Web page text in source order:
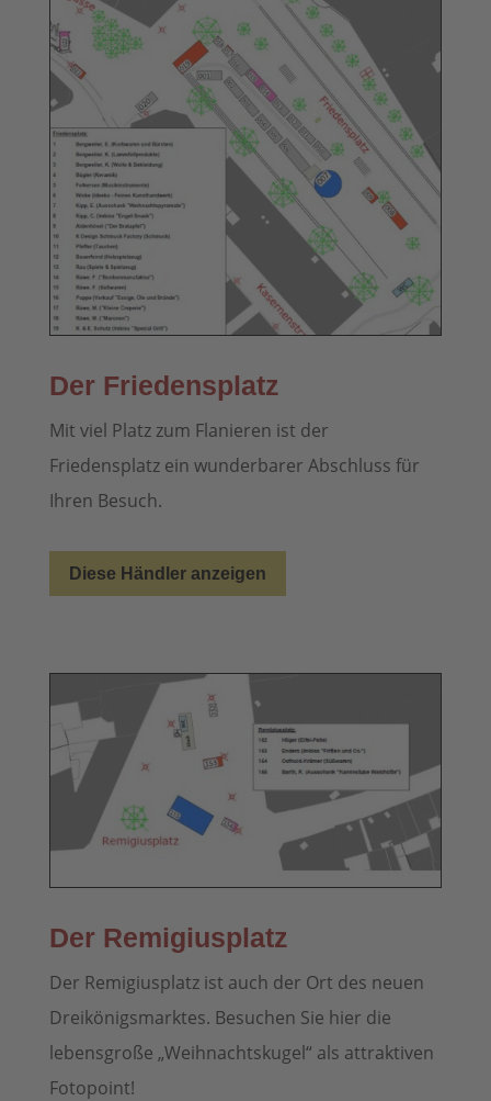
Der Friedensplatz
Mit viel Platz zum Flanieren ist der
Friedensplatz ein wunderbarer Abschluss für
Ihren Besuch.
Diese Händler anzeigen
Der Remigiusplatz
Der Remigiusplatz ist auch der Ort des neuen
Dreikönigsmarktes. Besuchen Sie hier die
lebensgroße „Weihnachtskugel“ als attraktiven
Fotopoint!